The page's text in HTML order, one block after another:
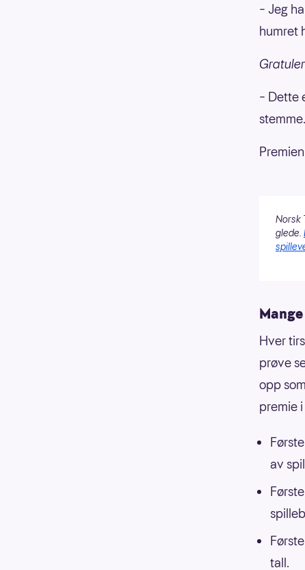
– Jeg
humret
– Dette
stemme.
Norsk
glede.
Hver
prøve
opp
premie
av
tall.